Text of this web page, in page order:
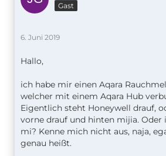
Gast
6. Juni 2019
Hallo,
ich habe mir einen Aqara
welcher mit einem Aqara Hub
Eigentlich steht Honeywell drauf,
vorne drauf und hinten mijia. Oder
mi? Kenne mich nicht aus, naja,
genau heißt.